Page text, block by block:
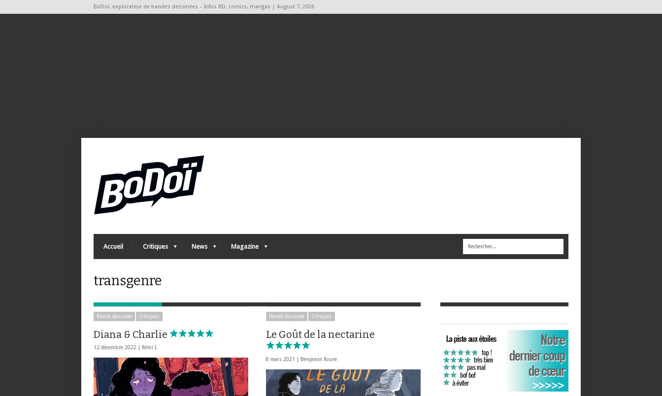
BoDoï, explorateur de bandes dessinées – Infos BD, comics, mangas | August 7, 2026
Accueil Critiques News Magazine
transgenre
Bande dessinée Critiques
Diana & Charlie
12 décembre 2022 | Rémi I.
Bande dessinée Critiques
Le Goût de la nectarine
8 mars 2021 | Benjamin Roure